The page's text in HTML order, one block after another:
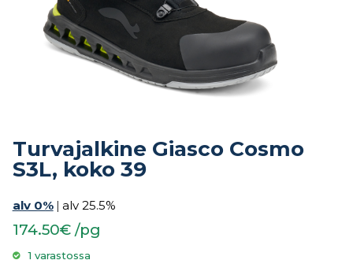
Turvajalkine Giasco Cosmo
S3L, koko 39
alv 0% | alv 25.5%
174.50€ /pg
1 varastossa